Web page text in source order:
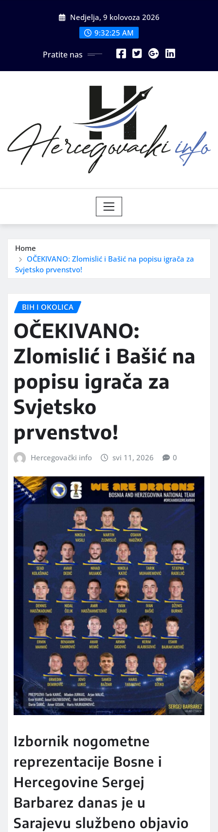
Nedjelja, 9 kolovoza 2026
9:32:27 AM
Pratite nas
Home
OČEKIVANO: Zlomislić i Bašić na popisu igrača za
Svjetsko prvenstvo!
BIH I OKOLICA
OČEKIVANO:
Zlomislić i Bašić na
popisu igrača za
Svjetsko
prvenstvo!
Hercegovački info svi 11, 2026 0
Izbornik nogometne
reprezentacije Bosne i
Hercegovine Sergej
Barbarez danas je u
Sarajevu službeno objavio